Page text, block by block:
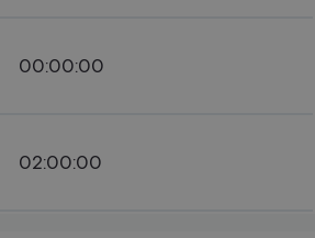
00:00:00
02:00:00